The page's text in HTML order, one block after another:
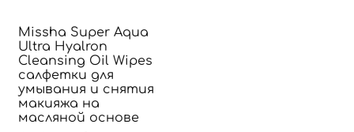
Missha Super Aqua
Ultra Hyalron
Cleansing Oil Wipes
салфетки для
умывания и снятия
макияжа на
масляной основе